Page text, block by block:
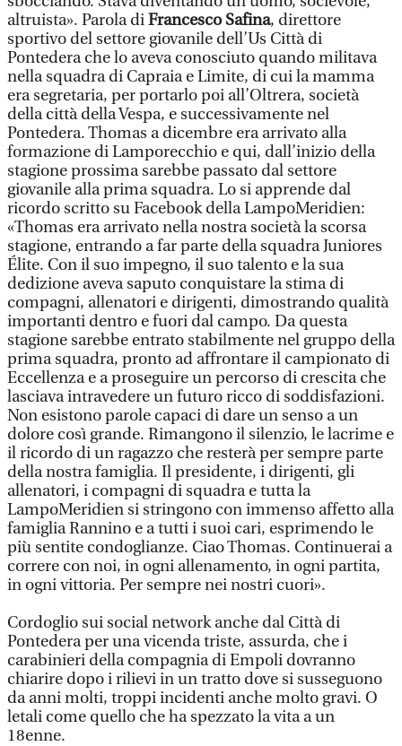
altruista». Parola diFrancesco Safina, direttore
sportivo del settore giovanile dell’Us Città di
Pontedera che lo aveva conosciuto quando militava
nella squadra di Capraia e Limite, di cui la mamma
era segretaria, per portarlo poi all’Oltrera, società
della città della Vespa, e successivamente nel
Pontedera. Thomas a dicembre era arrivato alla
formazione di Lamporecchio e qui, dall’inizio della
stagione prossima sarebbe passato dal settore
giovanile alla prima squadra. Lo si apprende dal
ricordo scritto su Facebook della LampoMeridien:
«Thomas era arrivato nella nostra società la scorsa
stagione, entrando a far parte della squadra Juniores
Élite. Con il suo impegno, il suo talento e la sua
dedizione aveva saputo conquistare la stima di
compagni, allenatori e dirigenti, dimostrando qualità
importanti dentro e fuori dal campo. Da questa
stagione sarebbe entrato stabilmente nel gruppo della
prima squadra, pronto ad affrontare il campionato di
Eccellenza e a proseguire un percorso di crescita che
lasciava intravedere un futuro ricco di soddisfazioni.
Non esistono parole capaci di dare un senso a un
dolore così grande. Rimangono il silenzio, le lacrime e
il ricordo di un ragazzo che resterà per sempre parte
della nostra famiglia. Il presidente, i dirigenti, gli
allenatori, i compagni di squadra e tutta la
LampoMeridien si stringono con immenso affetto alla
famiglia Rannino e a tutti i suoi cari, esprimendo le
più sentite condoglianze. Ciao Thomas. Continuerai a
correre con noi, in ogni allenamento, in ogni partita,
in ogni vittoria. Per sempre nei nostri cuori».
Cordoglio sui social network anche dal Città di
Pontedera per una vicenda triste, assurda, che i
carabinieri della compagnia di Empoli dovranno
chiarire dopo i rilievi in un tratto dove si susseguono
da anni molti, troppi incidenti anche molto gravi. O
letali come quello che ha spezzato la vita a un
18enne.